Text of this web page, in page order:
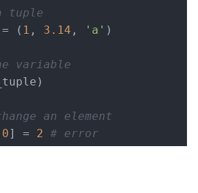
tuple
( 1 , 3.14 , 'a' )
variable
an element
0] = 2 # error